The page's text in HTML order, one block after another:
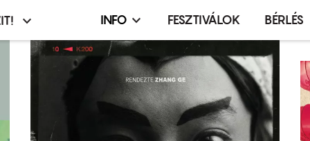
Infó,
esemény,
terembérlés
menü
INFO FESZTIVÁLOK BÉRLÉS